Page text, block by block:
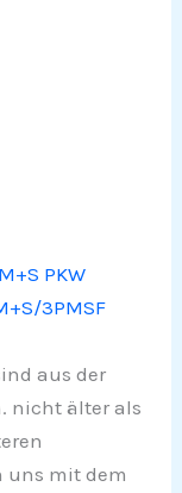
PKW
3PMSF
aus der
nicht älter als
uns mit dem